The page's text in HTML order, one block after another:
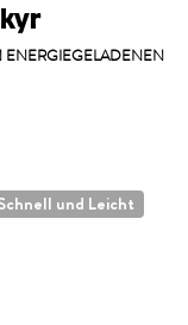
ENERGIEGELADENEN
und Leicht